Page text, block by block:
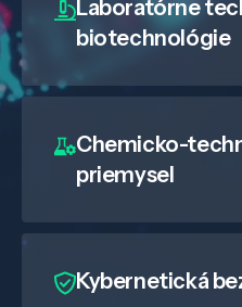
Laboratórne
biotechnológie
Chemicko-
priemysel
Kybernetická